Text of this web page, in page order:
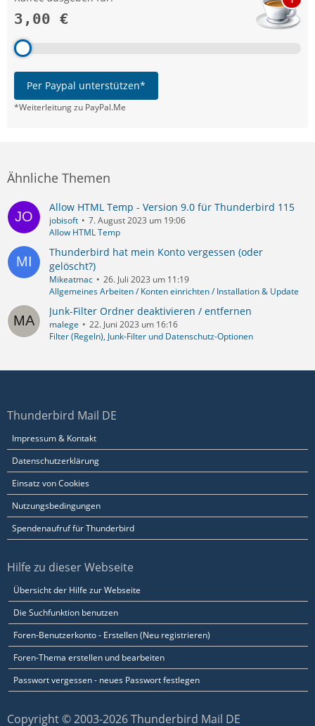
3,00 €
Per Paypal unterstützen*
*Weiterleitung zu PayPal.Me
Ähnliche Themen
Allow HTML Temp - Version 9.0 für Thunderbird 115
jobisoft
7. August 2023 um 19:06
Allow HTML Temp
Thunderbird hat mein Konto vergessen (oder
gelöscht?)
Mikeatmac
26. Juli 2023 um 11:19
Allgemeines Arbeiten / Konten einrichten / Installation & Update
Junk-Filter Ordner deaktivieren / entfernen
malege
22. Juni 2023 um 16:16
Filter (Regeln), Junk-Filter und Datenschutz-Optionen
Thunderbird Mail DE
Impressum & Kontakt
Datenschutzerklärung
Einsatz von Cookies
Nutzungsbedingungen
Spendenaufruf für Thunderbird
Hilfe zu dieser Webseite
Übersicht der Hilfe zur Webseite
Die Suchfunktion benutzen
Foren-Benutzerkonto - Erstellen (Neu registrieren)
Foren-Thema erstellen und bearbeiten
Passwort vergessen - neues Passwort festlegen
Copyright © 2003-2026 Thunderbird Mail DE